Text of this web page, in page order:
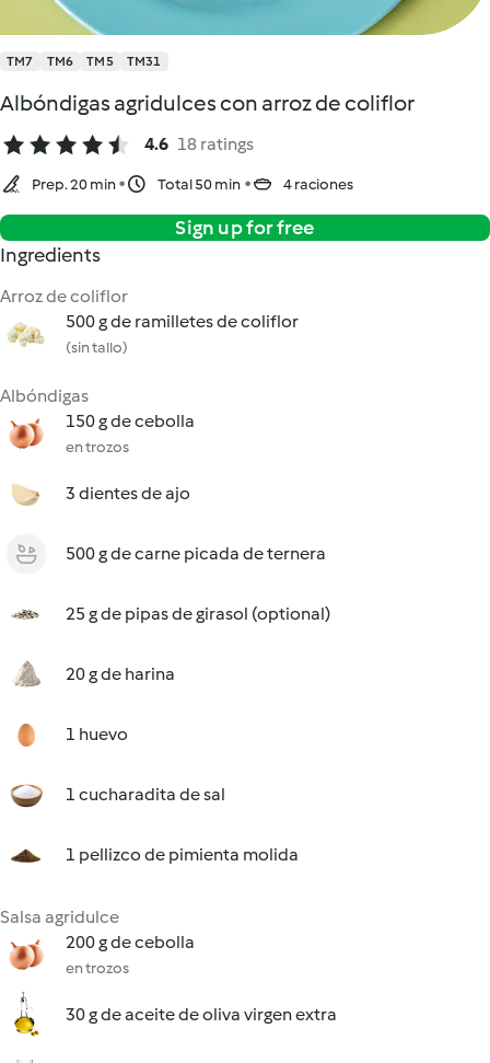
TM7 TM6 TM5 TM31
Albóndigas agridulces con arroz de coliflor
4.6 18 ratings
Prep. 20 min Total 50 min 4 raciones
Sign up for free
Ingredients
Arroz de coliflor
500 g de ramilletes de coliflor
(sin tallo)
Albóndigas
150 g de cebolla
en trozos
3 dientes de ajo
500 g de carne picada de ternera
25 g de pipas de girasol (optional)
20 g de harina
1 huevo
1 cucharadita de sal
1 pellizco de pimienta molida
Salsa agridulce
200 g de cebolla
en trozos
30 g de aceite de oliva virgen extra